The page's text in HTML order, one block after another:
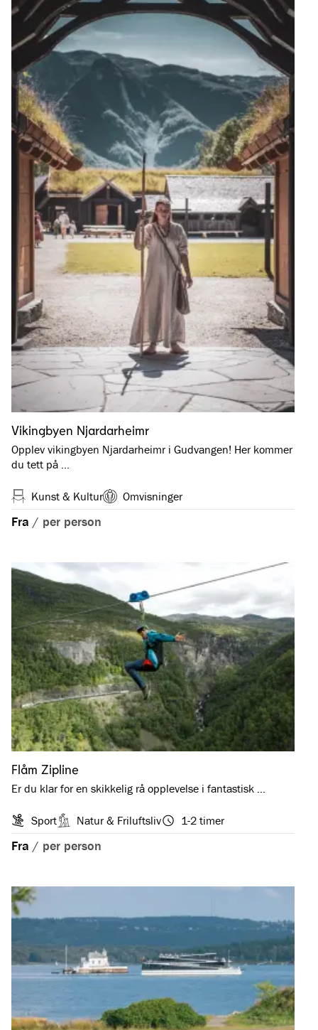
Vikingbyen Njardarheimr
Opplev vikingbyen Njardarheimr i Gudvangen! Her kommer
du tett på …
Kunst & Kultur Omvisninger
Fra / per person
Flåm Zipline
Er du klar for en skikkelig rå opplevelse i fantastisk …
Sport Natur & Friluftsliv 1-2 timer
Fra / per person